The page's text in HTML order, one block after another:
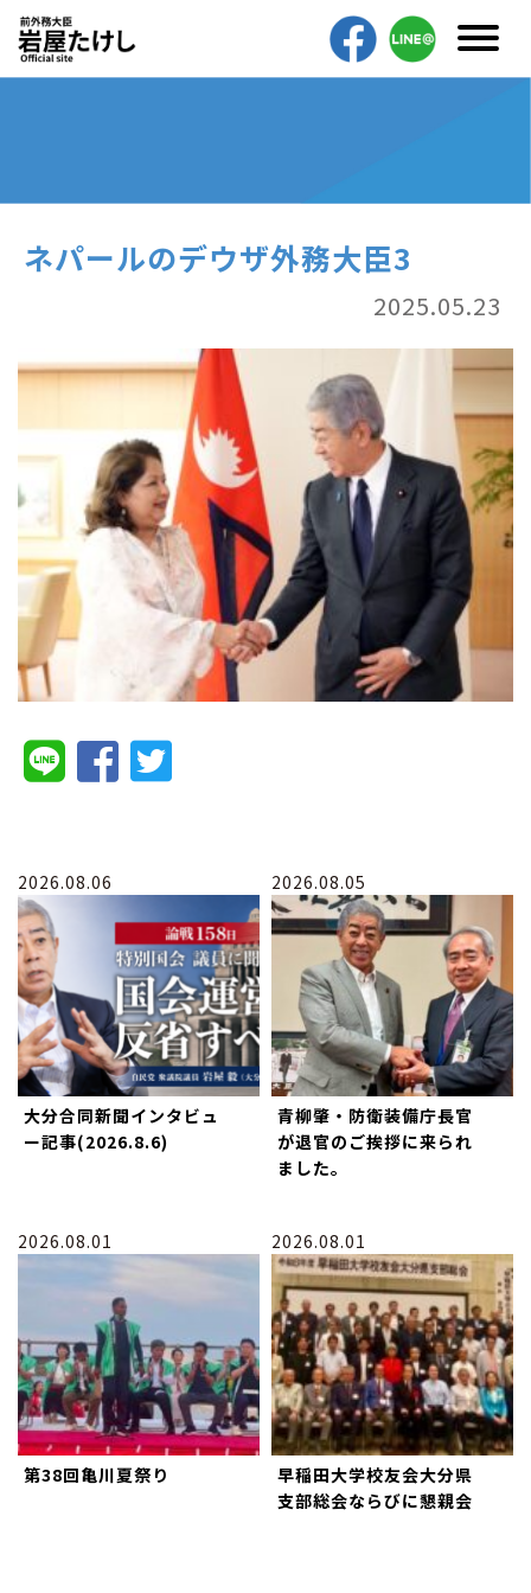
ネパールのデウザ外務大臣3
2025.05.23
2026.08.06
大分合同新聞インタビュ
ー記事(2026.8.6)
2026.08.05
青柳肇・防衛装備庁長官
が退官のご挨拶に来られ
ました。
2026.08.01
第38回亀川夏祭り
2026.08.01
早稲田大学校友会大分県
支部総会ならびに懇親会